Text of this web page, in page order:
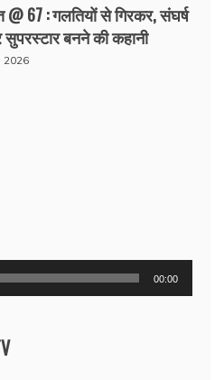
67 : गलतियों से गिरकर, संघर्ष
बनने की कहानी
2026
00:00